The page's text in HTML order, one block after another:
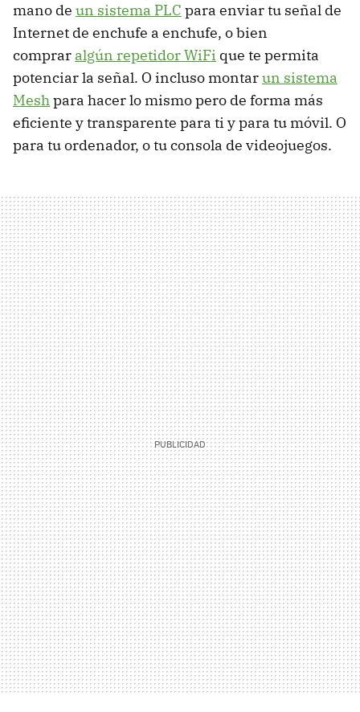
mano de un sistema PLC para enviar tu señal de
Internet de enchufe a enchufe, o bien
comprar algún repetidor WiFi que te permita
potenciar la señal. O incluso montarun sistema
Meshpara hacer lo mismo pero de forma más
eficiente y transparente para ti y para tu móvil. O
para tu ordenador, o tu consola de videojuegos.